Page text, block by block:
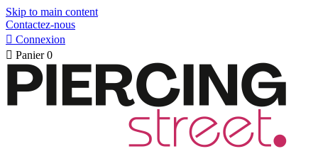
Skip to main content
Contactez-nous
 Connexion
 Panier 0